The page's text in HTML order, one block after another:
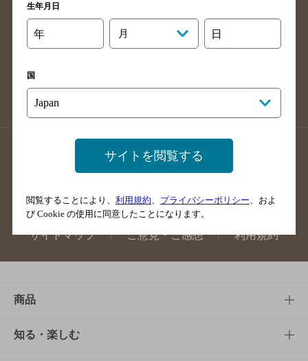
高知県のバー検索
福岡県のバー検索
長崎県のバー検索
佐賀県のバー検索
店舗登録方法のご案内
店舗情報更新方法のご案内
掲載店舗様ログイン
サイトマップ ご意見・ご感想 利用規約
商品
商品TOP
知る・楽しむ
生年月日
年 月 日
国
サイトを閲覧する
閲覧することにより、 利用規約 プライバシーポリシー 、およ
び Cookie の使用に同意したことになります。